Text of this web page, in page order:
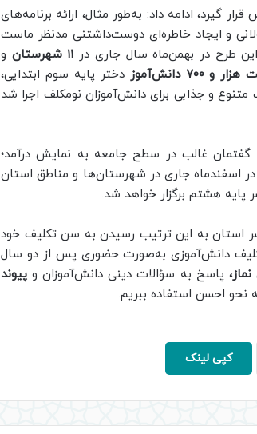
گیرد، ادامه داد: به‌طور مثال، ارائه برنامه‌های
و ایجاد خاطره‌ای دوست‌داشتنی مدنظر ماست
طرح در بهمن‌ماه سال جاری در ۱۱ شهرستان
و
و ۷۰۰ دانش‌آموز
دختر پایه سوم ابتدایی،
و جذابی برای دانش‌آموزان نومکلف اجرا شد
غالب در سطح جامعه به نمایش درآمد؛
اسفندماه جاری در شهرستان‌ها و مناطق استان
پایه هشتم برگزار خواهد شد.
و ۶۶۸ دانش‌آموز دختر و پسر استان به این ترتیب رسیدن به سن تکلیف خود
دانش‌آموزی به‌صورت حضوری پس از دو سال
پاسخ به سؤالات دینی دانش‌آموزان و پیوند
نحو احسن استفاده ببریم.
کپی لینک